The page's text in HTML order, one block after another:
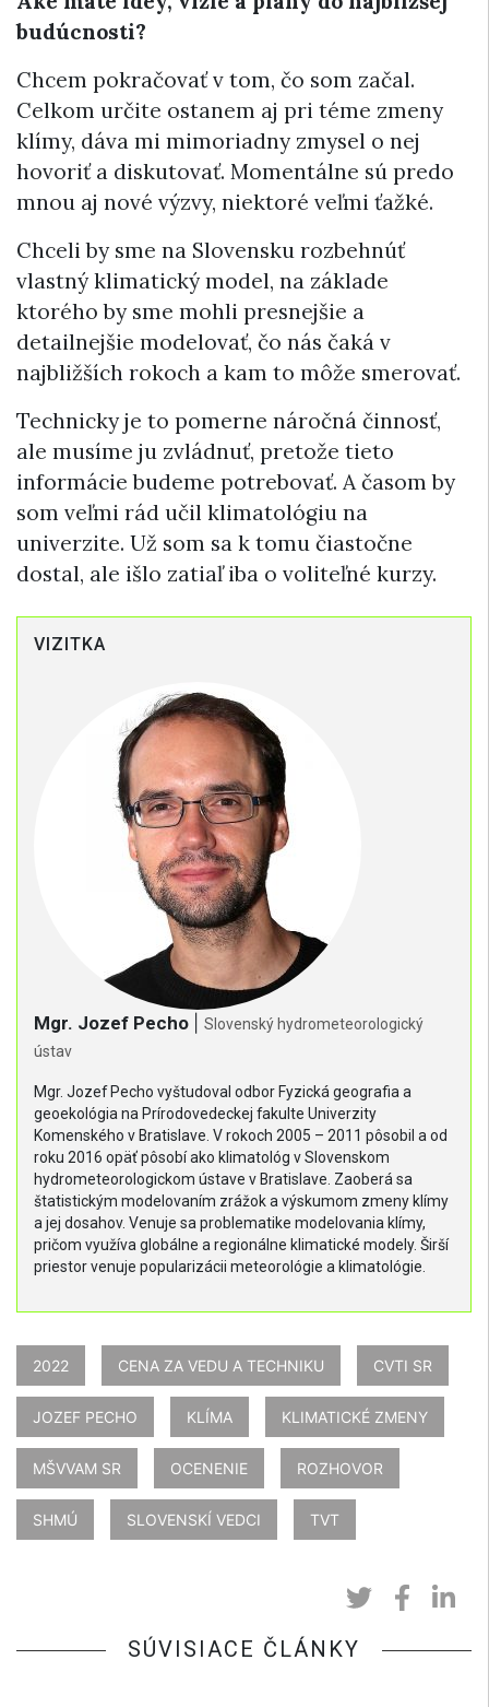
budúcnosti?
Chcem pokračovať v tom, čo som začal.
Celkom určite ostanem aj pri téme zmeny
klímy, dáva mi mimoriadny zmysel o nej
hovoriť a diskutovať. Momentálne sú predo
mnou aj nové výzvy, niektoré veľmi ťažké.
Chceli by sme na Slovensku rozbehnúť
vlastný klimatický model, na základe
ktorého by sme mohli presnejšie a
detailnejšie modelovať, čo nás čaká v
najbližších rokoch a kam to môže smerovať.
Technicky je to pomerne náročná činnosť,
ale musíme ju zvládnuť, pretože tieto
informácie budeme potrebovať. A časom by
som veľmi rád učil klimatológiu na
univerzite. Už som sa k tomu čiastočne
dostal, ale išlo zatiaľ iba o voliteľné kurzy.
VIZITKA
Mgr. Jozef Pecho
Slovenský hydrometeorologický
ústav
Mgr. Jozef Pecho vyštudoval odbor Fyzická geografia a
geoekológia na Prírodovedeckej fakulte Univerzity
Komenského v Bratislave. V rokoch 2005 – 2011 pôsobil a od
roku 2016 opäť pôsobí ako klimatológ v Slovenskom
hydrometeorologickom ústave v Bratislave. Zaoberá sa
štatistickým modelovaním zrážok a výskumom zmeny klímy
a jej dosahov. Venuje sa problematike modelovania klímy,
pričom využíva globálne a regionálne klimatické modely. Širší
priestor venuje popularizácii meteorológie a klimatológie.
2022 CENA ZA VEDU A TECHNIKU CVTI SR
JOZEF PECHO KLÍMA KLIMATICKÉ ZMENY
MŠVVAM SR OCENENIE ROZHOVOR
SHMÚ SLOVENSKÍ VEDCI TVT
SÚVISIACE ČLÁNKY